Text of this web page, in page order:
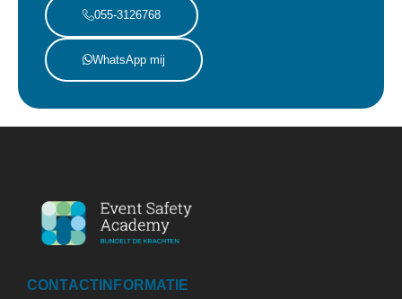
055-3126768
WhatsApp mij
CONTACTINFORMATIE